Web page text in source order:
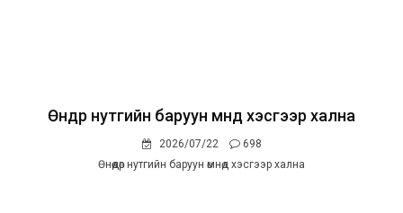
Өнөөдөр нутгийн баруун өмнөд хэсгээр хална
2026/07/22
698
Өнөөдөр нутгийн баруун өмнөд хэсгээр хална